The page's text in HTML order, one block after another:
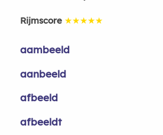
Rijmscore ★★★★★
aambeeld
aanbeeld
afbeeld
afbeeldt